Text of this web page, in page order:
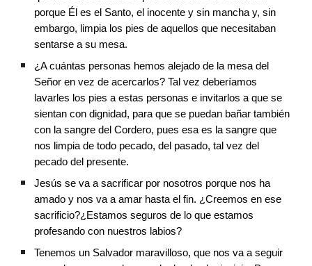
porque Él es el Santo, el inocente y sin mancha y, sin
embargo, limpia los pies de aquellos que necesitaban
sentarse a su mesa.
¿A cuántas personas hemos alejado de la mesa del
Señor en vez de acercarlos? Tal vez deberíamos
lavarles los pies a estas personas e invitarlos a que se
sientan con dignidad, para que se puedan bañar también
con la sangre del Cordero, pues esa es la sangre que
nos limpia de todo pecado, del pasado, tal vez del
pecado del presente.
Jesús se va a sacrificar por nosotros porque nos ha
amado y nos va a amar hasta el fin. ¿Creemos en ese
sacrificio?¿Estamos seguros de lo que estamos
profesando con nuestros labios?
Tenemos un Salvador maravilloso, que nos va a seguir